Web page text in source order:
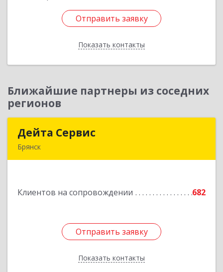
Отправить заявку
Показать контакты
Отправить заявку
Назад
Ближайшие партнеры из соседних
регионов
Дейта Сервис
Брянск
Клиентов на сопровождении 682
Отправить заявку
Показать контакты
Подробнее
Отправить заявку
Назад